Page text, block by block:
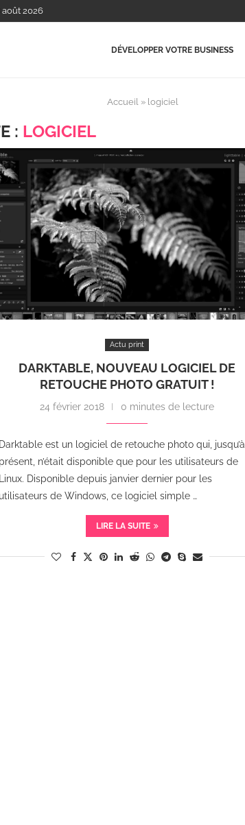
2026
DÉVELOPPER VOTRE BUSINESS
Accueil » logiciel
: LOGICIEL
Actu print
DARKTABLE, NOUVEAU LOGICIEL DE
RETOUCHE PHOTO GRATUIT !
24 février 2018 0 minutes de lecture
Darktable est un logiciel de retouche photo qui, jusqu’à
présent, n’était disponible que pour les utilisateurs de
Linux. Disponible depuis janvier dernier pour les
utilisateurs de Windows, ce logiciel simple …
LIRE LA SUITE